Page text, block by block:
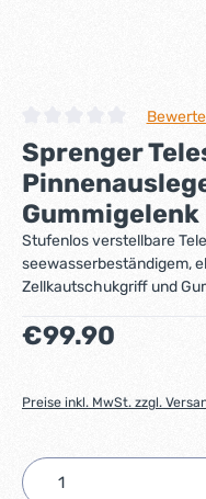
Durchschnittliche
Sprenger
Gummigelenk
Stufenlos verstellbare
seewasserbeständigem,
Zellkautschukgriff und
Regulärer Preis:
€99.90
Preise inkl. MwSt. zzgl.
Produkt Anzahl: